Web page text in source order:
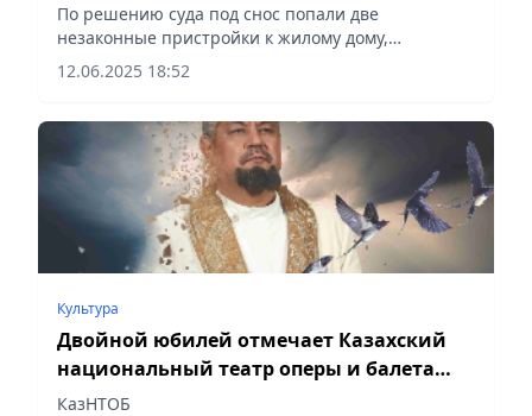
По решению суда под снос попали две
незаконные пристройки к жилому дому,
расположенному по ул. Наурызбай батыра, 41,
сообщает Vecher.kz.
12.06.2025 18:52
Культура
Двойной юбилей отмечает Казахский
национальный театр оперы и балета
имени Абая
КазНТОБ